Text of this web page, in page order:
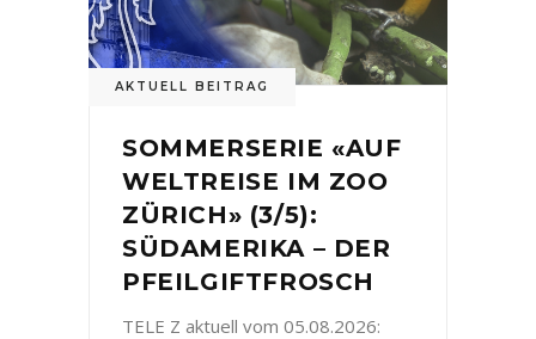
AKTUELL BEITRAG
SOMMERSERIE «AUF
WELTREISE IM ZOO
ZÜRICH» (3/5):
SÜDAMERIKA – DER
PFEILGIFTFROSCH
TELE Z aktuell vom 05.08.2026: